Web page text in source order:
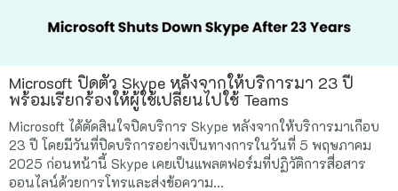
Microsoft ปิดตัว Skype หลังจากให้บริการมา 23 ปี
พร้อมเรียกร้องให้ผู้ใช้เปลี่ยนไปใช้ Teams
Microsoft ได้ตัดสินใจปิดบริการ Skype หลังจากให้บริการมาเกือบ
23 ปี โดยมีวันที่ปิดบริการอย่างเป็นทางการในวันที่ 5 พฤษภาคม
2025 ก่อนหน้านี้ Skype เคยเป็นแพลตฟอร์มที่ปฏิวัติการสื่อสาร
ออนไลน์ด้วยการโทรและส่งข้อความ...